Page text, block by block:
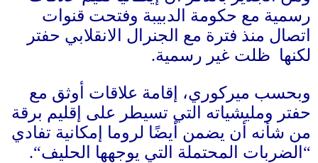
رسمية مع حكومة الدبيبة وفتحت قنوات
اتصال منذ فترة مع الجنرال الانقلابي حفتر
لكنها ظلت غير رسمية.
وبحسب ميركوري، إقامة علاقات أوثق مع
حفتر ومليشياته التي تسيطر على إقليم برقة
من شأنه أن يضمن أيضًا لروما إمكانية تفادي
“ الضربات المحتملة التي يوجهها الحليف“.